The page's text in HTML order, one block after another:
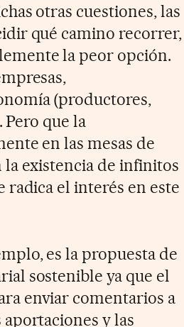
otras cuestiones, las
qué camino recorrer,
la peor opción.
(productores,
Pero que la
en las mesas de
existencia de infinitos
radica el interés en este
es la propuesta de
sostenible ya que el
enviar comentarios a
y las